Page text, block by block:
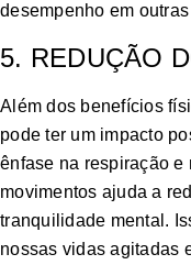
desempenho em
5. REDUÇÃO
Além dos benefícios
pode ter um impacto
ênfase na respiração e
movimentos ajuda a
tranquilidade mental.
nossas vidas agitadas